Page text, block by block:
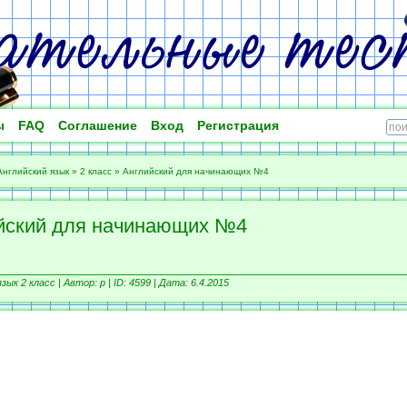
FAQ Соглашение Вход Регистрация
язык » 2 класс » Английский для начинающих №4
для начинающих №4
2 класс | Автор: р | ID: 4599 | Дата: 6.4.2015